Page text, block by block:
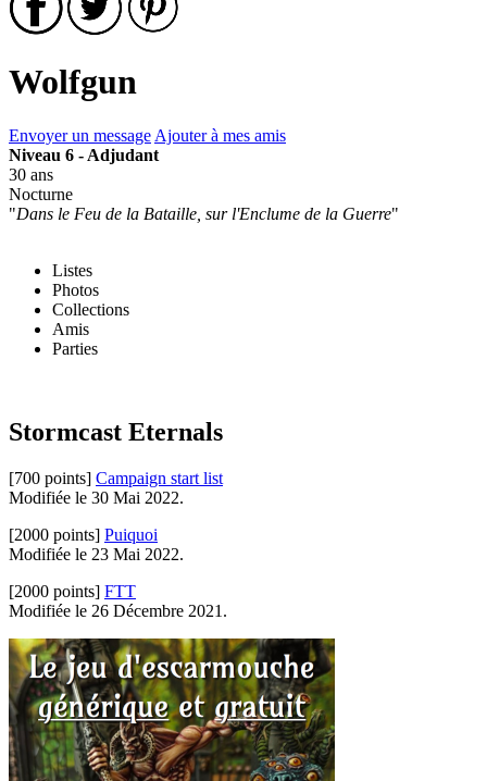
Wolfgun
Envoyer un message Ajouter à mes amis
Niveau 6 - Adjudant
30 ans
Nocturne
"Dans le Feu de la Bataille, sur l'Enclume de la Guerre"
Listes
Photos
Collections
Amis
Parties
Stormcast Eternals
[700 points] Campaign start list
Modifiée le 30 Mai 2022.
[2000 points] Puiquoi
Modifiée le 23 Mai 2022.
[2000 points] FTT
Modifiée le 26 Décembre 2021.